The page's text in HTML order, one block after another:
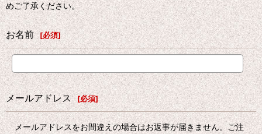
めご了承ください。
お名前 [必須]
メールアドレス [必須]
メールアドレスをお間違えの場合はお返事が届きません。ご注